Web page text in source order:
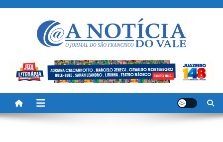
A Noticia Do Vale